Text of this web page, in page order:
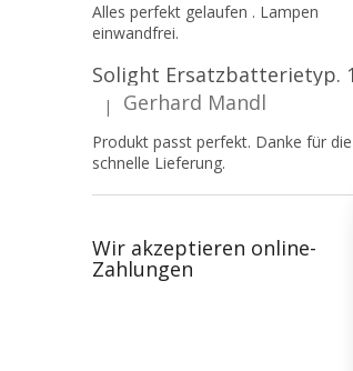
Alles perfekt gelaufen . Lampen
einwandfrei.
Die Produktbewertung beträgt 5 von
| Gerhard Mandl
Produkt passt perfekt. Danke für die
schnelle Lieferung.
Wir akzeptieren online-
Zahlungen